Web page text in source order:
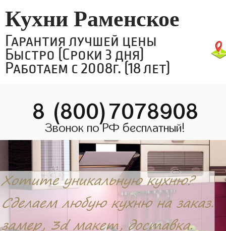
Кухни Раменское
Гарантия лучшей цены
Быстро (Сроки 3 дня)
Работаем с 2008г. (18 лет)
8 (800)7078908
Звонок по РФ бесплатный!